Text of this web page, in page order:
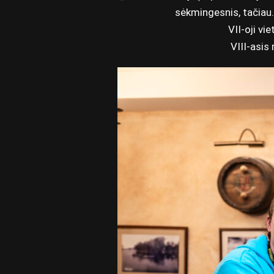
sėkmingesnis,
VII-oji
VIII-asis